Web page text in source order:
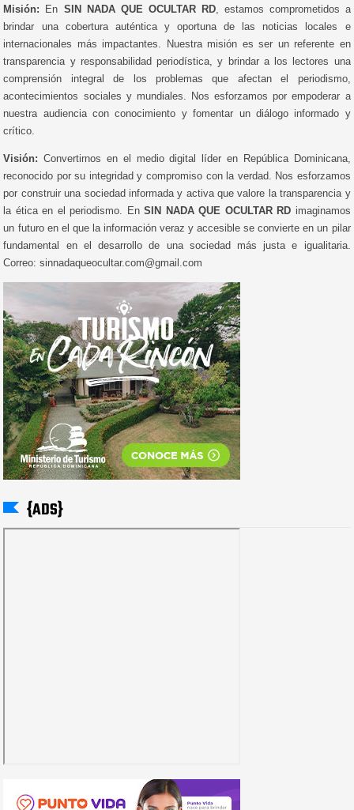
Misión: En SIN NADA QUE OCULTAR RD, estamos comprometidos a
brindar una cobertura auténtica y oportuna de las noticias locales e
internacionales más impactantes. Nuestra misión es ser un referente en
transparencia y responsabilidad periodística, y brindar a los lectores una
comprensión integral de los problemas que afectan el periodismo,
acontecimientos sociales y mundiales. Nos esforzamos por empoderar a
nuestra audiencia con conocimiento y fomentar un diálogo informado y
crítico.
Visión: Convertirnos en el medio digital líder en República Dominicana,
reconocido por su integridad y compromiso con la verdad. Nos esforzamos
por construir una sociedad informada y activa que valore la transparencia y
la ética en el periodismo. EnSIN NADA QUE OCULTAR RD imaginamos
un futuro en el que la información veraz y accesible se convierte en un pilar
fundamental en el desarrollo de una sociedad más justa e igualitaria.
Correo: sinnadaqueocultar.com@gmail.com
{ADS}